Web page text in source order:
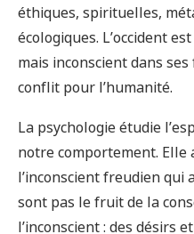
éthiques, spirituelles,
écologiques. L’occident
mais inconscient dans
conflit pour l’humanité.
La psychologie étudie
notre comportement. Elle
l’inconscient freudien qui
sont pas le fruit de la
l’inconscient : des désirs